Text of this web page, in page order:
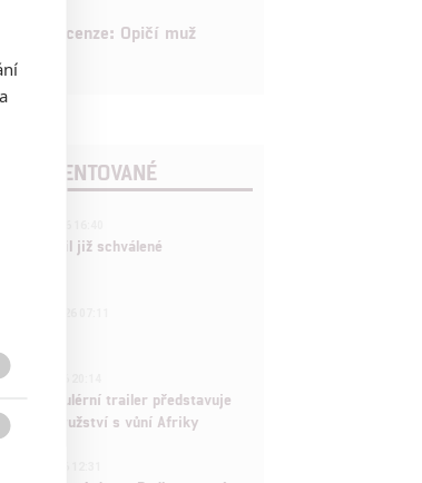
Recenze: Opičí muž
KOMENTOVANÉ
zrušil již schválené
| 30.07.2026 20:14
Regulérní trailer představuje
dobrodružství s vůní Afriky